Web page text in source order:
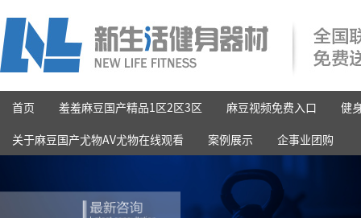
首页 羞羞麻豆国产精品1区2区3区 麻豆视频免费入口
健
关于麻豆国产尤物AV尤物在线观看
案例展示 企事业团购